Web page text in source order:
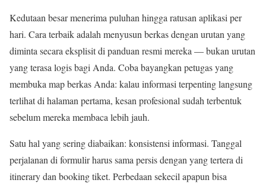
Kedutaan besar menerima puluhan hingga ratusan aplikasi per
hari. Cara terbaik adalah menyusun berkas dengan urutan yang
diminta secara eksplisit di panduan resmi mereka — bukan urutan
yang terasa logis bagi Anda. Coba bayangkan petugas yang
membuka map berkas Anda: kalau informasi terpenting langsung
terlihat di halaman pertama, kesan profesional sudah terbentuk
sebelum mereka membaca lebih jauh.
Satu hal yang sering diabaikan: konsistensi informasi. Tanggal
perjalanan di formulir harus sama persis dengan yang tertera di
itinerary dan booking tiket. Perbedaan sekecil apapun bisa